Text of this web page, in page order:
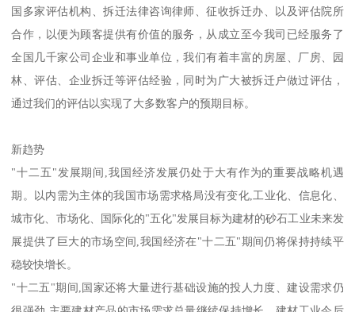
石灰岩的主要成分是碳酸钙，可以溶解在含有二氧化碳的水中。一
般情况下一升含二氧化碳的水，可溶解大约50毫克的碳酸钙。
湖海中所沉积的碳酸钙，在失去水分以后，紧压胶结起来而形成的
岩石，称为石灰岩。石灰岩的矿物成分主要是方解石(占50%以上)还
有一些粘土、粉砂等杂质。绝大多数石灰岩的形成与生物作用有
石灰岩等，总称生物石灰岩。由水溶液中的碳酸钙(CaCO3)经化学沉
淀而成的石灰岩，称为化学石灰岩。如普通石灰岩、硅质石灰岩
等。
如果有需要进行采石场资产评估的读者，可以咨询重庆海润资产评
估有限公司。本司汇聚了大批行业评估人才，拆迁评估师和房屋和
企业拆迁律师，现有十多位拥有在资产评估、拆迁法律、征地拆
迁、企业重组合并收购等领域10年以上经验的人才，同时本司与全